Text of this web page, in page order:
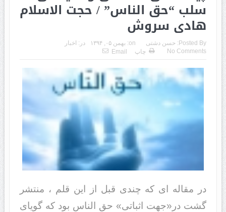
سلب “حق الناس” / حجت الاسلام
هادی سروش
Posted By: حسن دشتی on: بهمن ۰۵, ۱۳۹۴ در: اخبار
No Comments
چاپ Email
در مقاله ای که چندی قبل از این قلم ، منتشر
گشت در«جهت اثباتی» حق الناس بود که گویای